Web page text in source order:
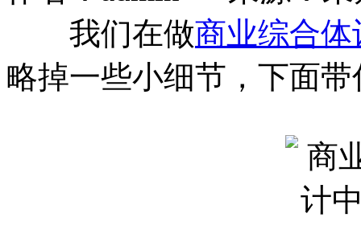
我们在做商业综合体
略掉一些小细节，下面